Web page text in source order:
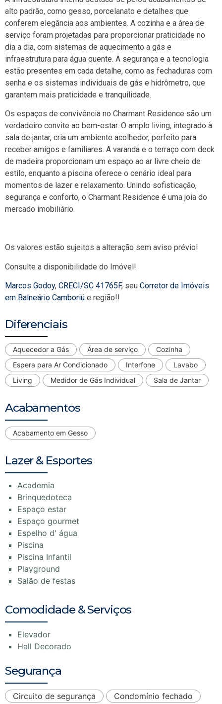
alto padrão, como gesso, porcelanato e detalhes que
conferem elegância aos ambientes. A cozinha e a área de
serviço foram projetadas para proporcionar praticidade no
dia a dia, com sistemas de aquecimento a gás e
infraestrutura para água quente. A segurança e a tecnologia
estão presentes em cada detalhe, como as fechaduras com
senha e os sistemas individuais de gás e hidrômetro, que
garantem mais praticidade e tranquilidade.
Os espaços de convivência no Charmant Residence são um
verdadeiro convite ao bem-estar. O amplo living, integrado à
sala de jantar, cria um ambiente acolhedor, perfeito para
receber amigos e familiares. A varanda e o terraço com deck
de madeira proporcionam um espaço ao ar livre cheio de
estilo, enquanto a piscina oferece o cenário ideal para
momentos de lazer e relaxamento. Unindo sofisticação,
segurança e conforto, o Charmant Residence é uma joia do
mercado imobiliário.
Os valores estão sujeitos a alteração sem aviso prévio!
Consulte a disponibilidade do Imóvel!
Marcos Godoy, CRECI/SC 41765F, seu Corretor de Imóveis
em Balneário Camboriú e região!!
Diferenciais
Aquecedor a Gás Área de serviço
Cozinha
Espera para Ar Condicionado
Interfone
Lavabo
Living
Medidor de Gás Individual Sala de Jantar
Acabamentos
Acabamento em Gesso
Lazer & Esportes
Academia
Brinquedoteca
Espaço estar
Espaço gourmet
Espelho d' água
Piscina
Piscina Infantil
Playground
Salão de festas
Comodidade & Serviços
Elevador
Hall Decorado
Segurança
Circuito de segurança
Condomínio fechado